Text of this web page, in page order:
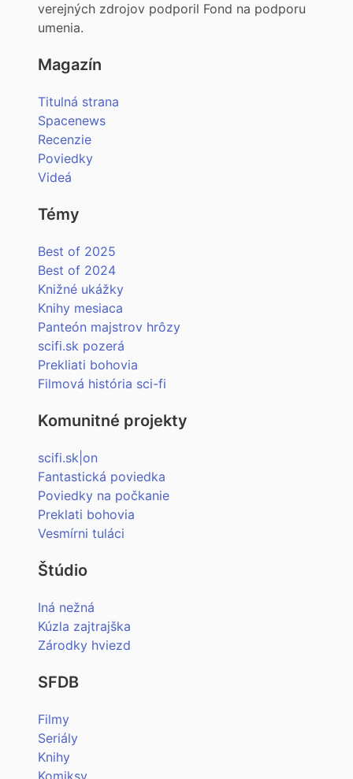
verejných zdrojov podporil Fond na podporu
umenia.
Magazín
Titulná strana
Spacenews
Recenzie
Poviedky
Videá
Témy
Best of 2025
Best of 2024
Knižné ukážky
Knihy mesiaca
Panteón majstrov hrôzy
scifi.sk pozerá
Prekliati bohovia
Filmová história sci-fi
Komunitné projekty
scifi.sk|on
Fantastická poviedka
Poviedky na počkanie
Preklati bohovia
Vesmírni tuláci
Štúdio
Iná nežná
Kúzla zajtrajška
Zárodky hviezd
SFDB
Filmy
Seriály
Knihy